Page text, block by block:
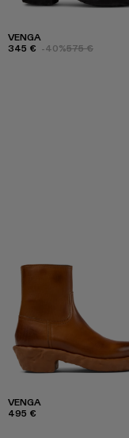
VENGA
345 € -40%575 €
VENGA
495 €